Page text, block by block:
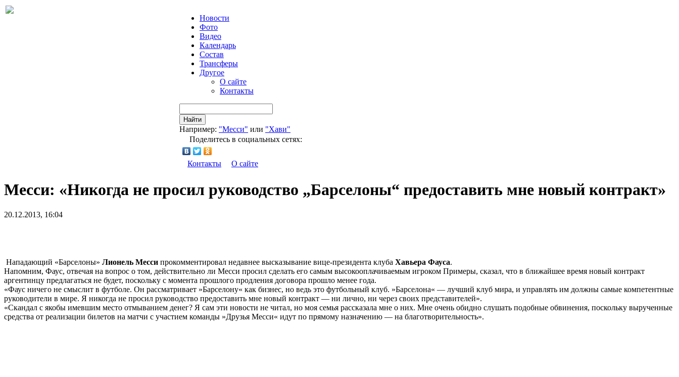
Новости
Фото
Видео
Календарь
Состав
Трансферы
Другое
О сайте
Контакты
Найти
Например: "Месси" или "Хави"
Поделитесь в социальных сетях:
Контакты О сайте
Месси: «Никогда не просил руководство „Барселоны“ предоставить мне новый контракт»
20.12.2013, 16:04
Нападающий «Барселоны» Лионель Месси прокомментировал недавнее высказывание вице-президента клуба Хавьера Фауса.
Напомним, Фаус, отвечая на вопрос о том, действительно ли Месси просил сделать его самым высокооплачиваемым игроком Примеры, сказал, что в ближайшее время новый контракт
аргентинцу предлагаться не будет, поскольку с момента прошлого продления договора прошло менее года.
«Фаус ничего не смыслит в футболе. Он рассматривает »Барселону« как бизнес, но ведь это футбольный клуб. »Барселона« — лучший клуб мира, и управлять им должны самые компетентные
руководители в мире. Я никогда не просил руководство предоставить мне новый контракт — ни лично, ни через своих представителей».
«Скандал с якобы имевшим место отмыванием денег? Я сам эти новости не читал, но моя семья рассказала мне о них. Мне очень обидно слушать подобные обвинения, поскольку вырученные
средства от реализации билетов на матчи с участием команды »Друзья Месси« идут по прямому назначению — на благотворительность».